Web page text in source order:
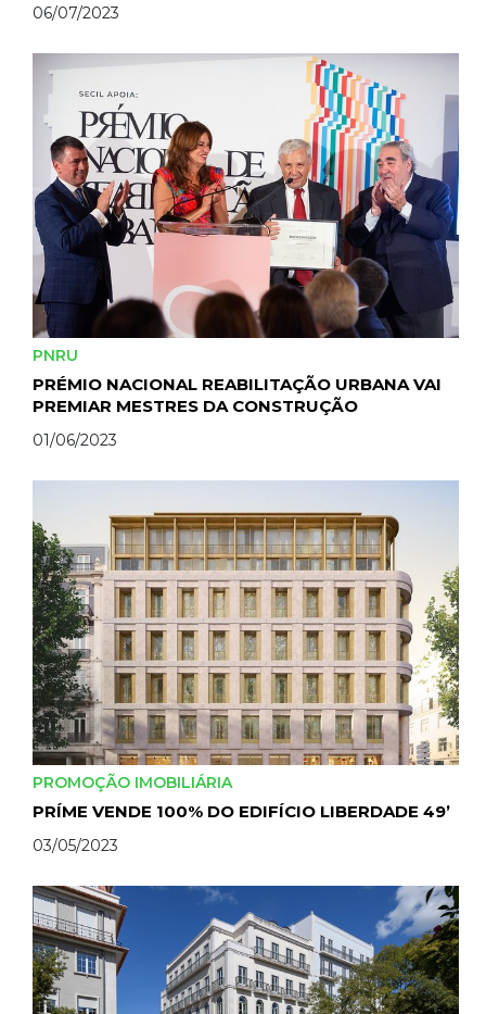
06/07/2023
PNRU
PRÉMIO NACIONAL REABILITAÇÃO URBANA VAI
PREMIAR MESTRES DA CONSTRUÇÃO
01/06/2023
PROMOÇÃO IMOBILIÁRIA
PRÍME VENDE 100% DO EDIFÍCIO LIBERDADE 49’
03/05/2023